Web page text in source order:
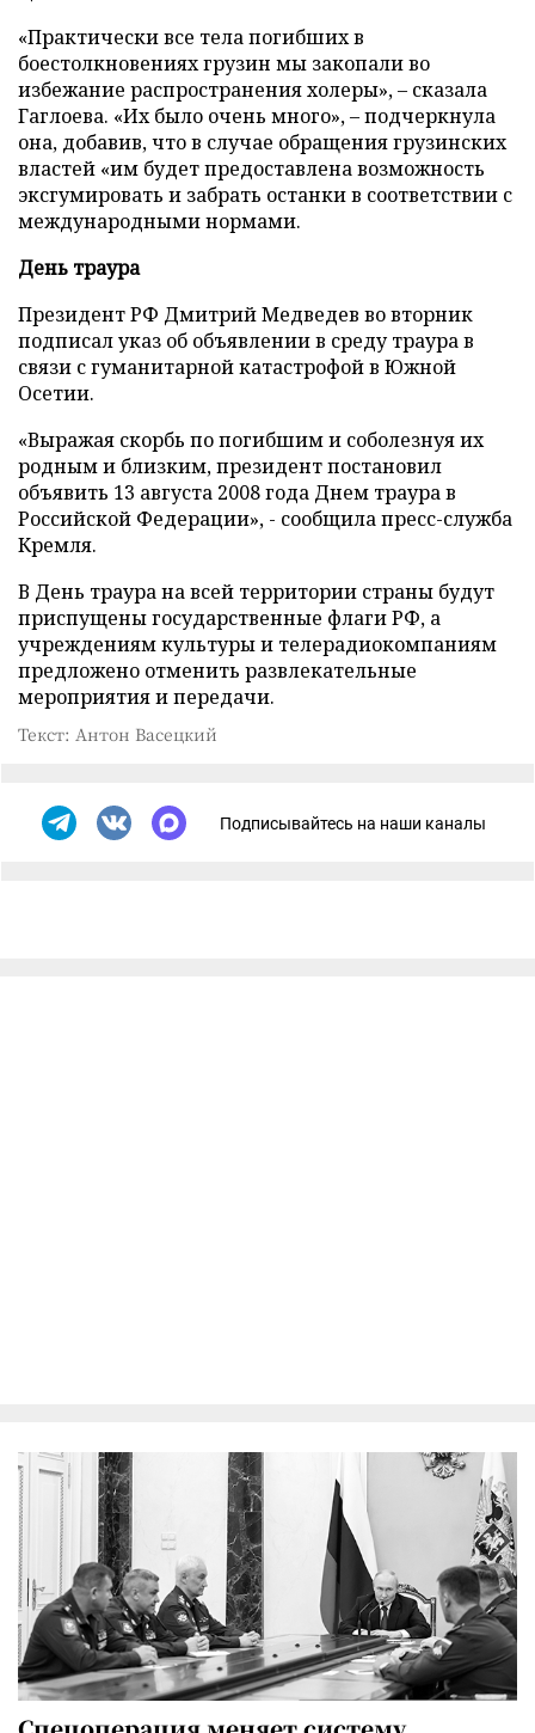
«Практически все тела погибших в
боестолкновениях грузин мы закопали во
избежание распространения холеры», – сказала
Гаглоева. «Их было очень много», – подчеркнула
она, добавив, что в случае обращения грузинских
властей «им будет предоставлена возможность
эксгумировать и забрать останки в соответствии с
международными нормами.
День траура
Президент РФ Дмитрий Медведев во вторник
подписал указ об объявлении в среду траура в
связи с гуманитарной катастрофой в Южной
Осетии.
«Выражая скорбь по погибшим и соболезнуя их
родным и близким, президент постановил
объявить 13 августа 2008 года Днем траура в
Российской Федерации», - сообщила пресс-служба
Кремля.
В День траура на всей территории страны будут
приспущены государственные флаги РФ, а
учреждениям культуры и телерадиокомпаниям
предложено отменить развлекательные
мероприятия и передачи.
Текст: Антон Васецкий
Подписывайтесь на наши каналы